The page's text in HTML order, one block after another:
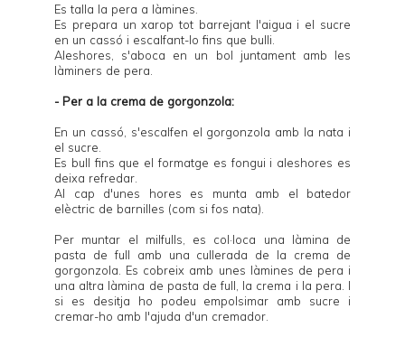
Es talla la pera a làmines.
Es prepara un xarop tot barrejant l'aigua i el sucre
en un cassó i escalfant-lo fins que bulli.
Aleshores, s'aboca en un bol juntament amb les
làminers de pera.
- Per a la crema de gorgonzola:
En un cassó, s'escalfen el gorgonzola amb la nata i
el sucre.
Es bull fins que el formatge es fongui i aleshores es
deixa refredar.
Al cap d'unes hores es munta amb el batedor
elèctric de barnilles (com si fos nata).
Per muntar el milfulls, es col·loca una làmina de
pasta de full amb una cullerada de la crema de
gorgonzola. Es cobreix amb unes làmines de pera i
una altra làmina de pasta de full, la crema i la pera. I
si es desitja ho podeu empolsimar amb sucre i
cremar-ho amb l'ajuda d'un cremador.